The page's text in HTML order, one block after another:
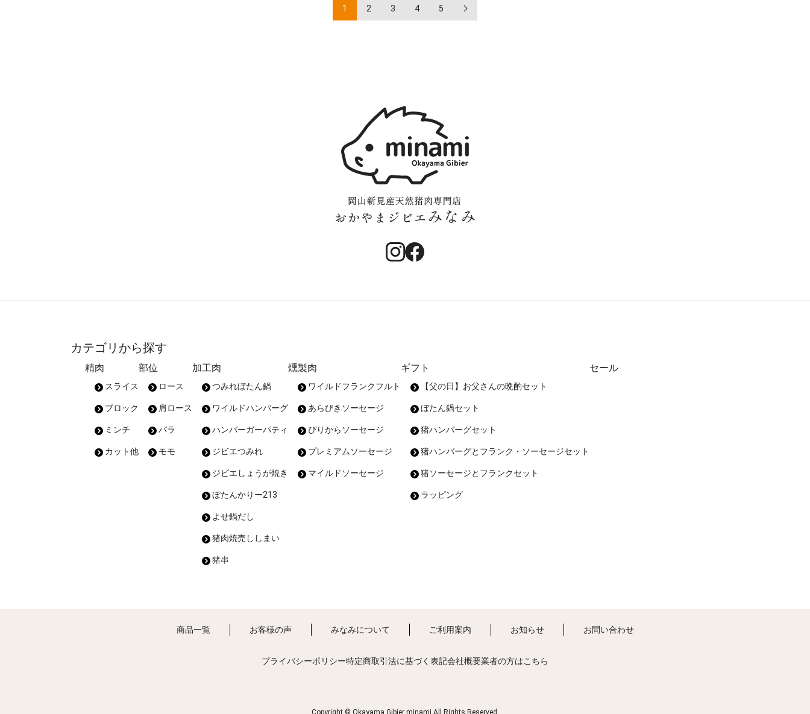
1 2 3 4 5
カテゴリから探す
精肉
スライス
ブロック
ミンチ
カット他
部位
ロース
肩ロース
バラ
モモ
加工肉
つみれぼたん鍋
ワイルドハンバーグ
ハンバーガーパティ
ジビエつみれ
ジビエしょうが焼き
ぼたんかりー213
よせ鍋だし
猪肉焼売ししまい
猪串
燻製肉
ワイルドフランクフルト
あらびきソーセージ
ぴりからソーセージ
プレミアムソーセージ
マイルドソーセージ
ギフト
【父の日】お父さんの晩酌セット
ぼたん鍋セット
猪ハンバーグセット
猪ハンバーグとフランク・ソーセージセット
猪ソーセージとフランクセット
ラッピング
セール
商品一覧 お客様の声 みなみについて ご利用案内 お知らせ お問い合わせ
プライバシーポリシー特定商取引法に基づく表記会社概要業者の方はこちら